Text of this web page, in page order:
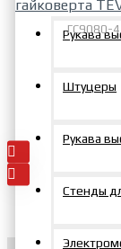
Рукава
Штуцеры
Рукава
Стенды
ГС9080-
TEV-